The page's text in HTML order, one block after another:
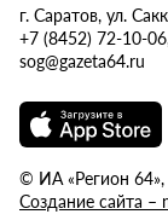
г. Саратов, ул.
+7 (8452) 72-10-
sog@gazeta64.ru
© ИА «Регион
Создание сайта –